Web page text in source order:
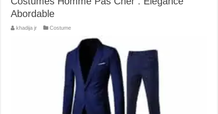
Abordable
khadija jr Costume